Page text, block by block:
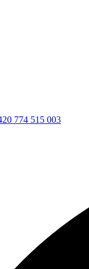
774 515 003